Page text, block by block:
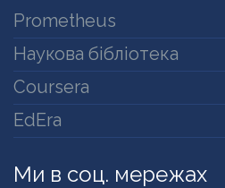
Prometheus
Наукова бібліотека
Coursera
EdEra
Ми в соц. мережах